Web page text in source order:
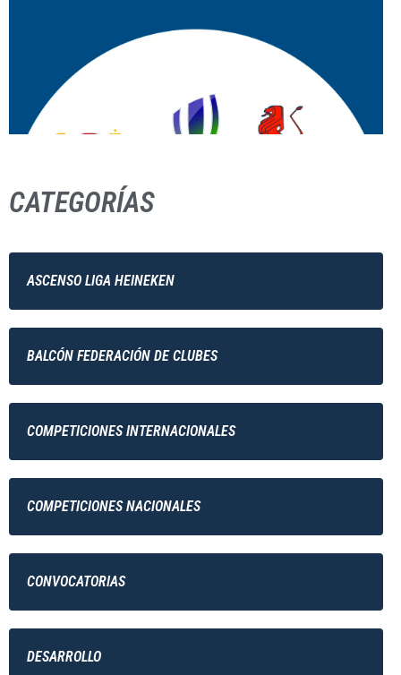
CATEGORÍAS
ASCENSO LIGA HEINEKEN
BALCÓN FEDERACIÓN DE CLUBES
COMPETICIONES INTERNACIONALES
COMPETICIONES NACIONALES
CONVOCATORIAS
DESARROLLO